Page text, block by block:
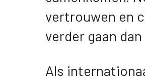
vertrouwen en
verder gaan
Als